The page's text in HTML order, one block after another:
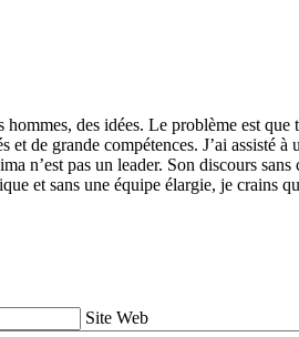
des idées. Le problème est
de grande compétences. J’ai assisté
n’est pas un leader. Son discours
et sans une équipe élargie, je crains
Site Web